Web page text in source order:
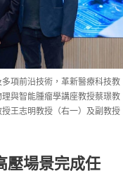
項前沿技術，革新醫療科技教
與智能腫瘤學講座教授蔡璟教
王志明教授（右一）及副教授
場景完成任